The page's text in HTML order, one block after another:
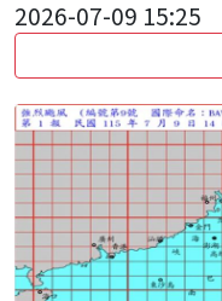
2026-07-09 15:25